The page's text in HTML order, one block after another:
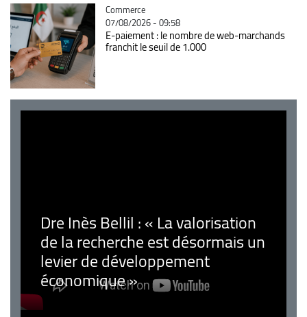
Catégorie
Commerce
07/08/2026 - 09:58
E-paiement : le nombre de web-marchands
franchit le seuil de 1.000
Dre Inès Bellil : « La valorisation
de la recherche est désormais un
levier de développement
économique »